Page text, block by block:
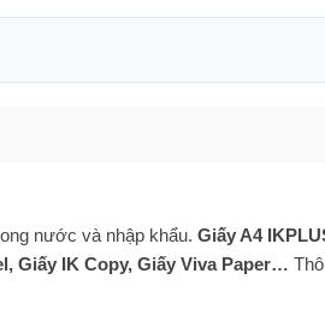
nước và nhập khẩu. Giấy A4
Giấy IK Copy, Giấy Viva Paper…